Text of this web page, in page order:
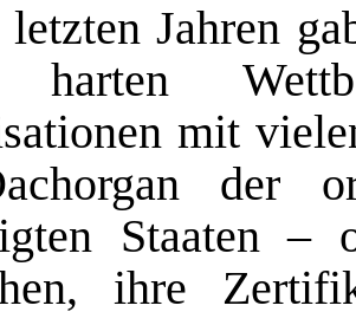
Jahren
harten
mit
der
Staaten –
ihre